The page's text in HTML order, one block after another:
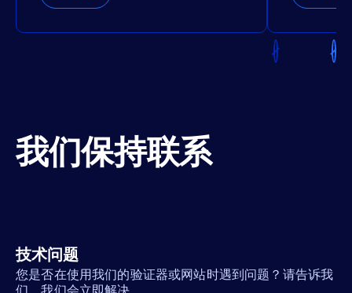
我们保持联系
技术问题
您是否在使用我们的验证器或网站时遇到问题？请告诉我
们，我们会立即解决。